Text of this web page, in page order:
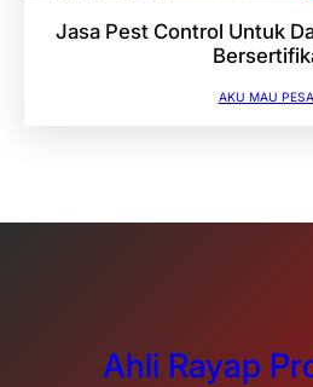
Jasa Pest Control Untuk
AKU MAU
Ahli Rayap